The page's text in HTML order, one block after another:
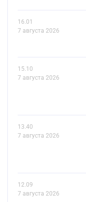
16.01
7 августа 2026
15.10
7 августа 2026
13.40
7 августа 2026
12.09
7 августа 2026